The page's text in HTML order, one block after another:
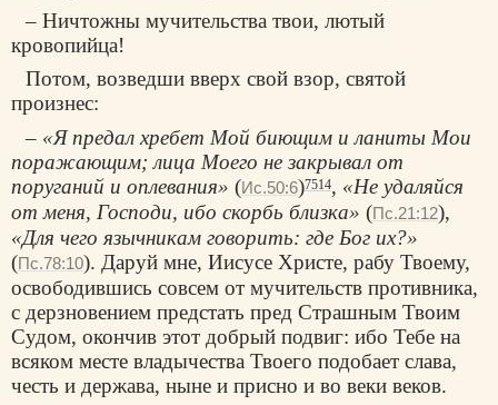
– Ничтожны мучительства твои, лютый
кровопийца!
Потом, возведши вверх свой взор, святой
произнес:
– «Я предал хребет Мой биющим и ланиты Мои
поражающим; лица Моего не закрывал от
поруганий и оплевания» (Ис.50:6)7514, «Не удаляйся
от меня, Господи, ибо скорбь близка» (Пс.21:12),
«Для чего язычникам говорить: где Бог их?»
(Пс.78:10). Даруй мне, Иисусе Христе, рабу Твоему,
освободившись совсем от мучительств противника,
с дерзновением предстать пред Страшным Твоим
Судом, окончив этот добрый подвиг: ибо Тебе на
всяком месте владычества Твоего подобает слава,
честь и держава, ныне и присно и во веки веков.